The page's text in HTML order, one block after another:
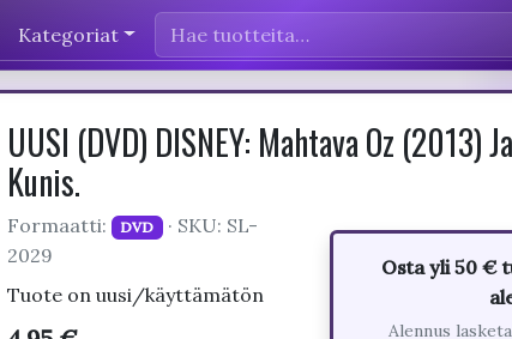
Kategoriat
UUSI (DVD) DISNEY: Mahtava Oz (2013)
Kunis.
Formaatti: DVD
· SKU: SL-
2029
Tuote on uusi/käyttämätön
Osta yli 50 €
Alennus